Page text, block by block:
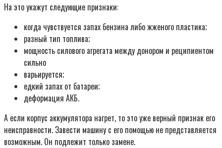
На это укажут следующие признаки:
когда чувствуется запах бензина либо жженого пластика;
разный тип топлива;
мощность силового агрегата между донором и реципиентом
сильно
варьируется;
едкий запах от батареи;
деформация АКБ.
А если корпус аккумулятора нагрет, то это уже верный признак его
неисправности. Завести машину с его помощью не представляется
возможным. Он подлежит только замене.